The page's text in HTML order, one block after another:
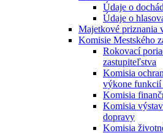
Údaje o
Údaje o
Majetkové priznania
Komisie Mestského
Rokovací
zastupiteľstva
Komisia
výkone funkcií
Komisia
Komisia
dopravy
Komisia